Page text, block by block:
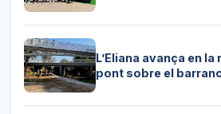
L’Eliana avança en
pont sobre el